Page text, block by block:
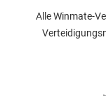
Alle Winmate-